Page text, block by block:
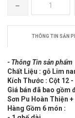
THÔNG TIN SẢN
- Thông Tin sản phẩm
Chất Liệu : gỗ Lim
Kích Thước : Cột 12 -
Giá bán đã bao gồm
Sơn Pu Hoàn Thiện
Hàng Gồm 6 món :